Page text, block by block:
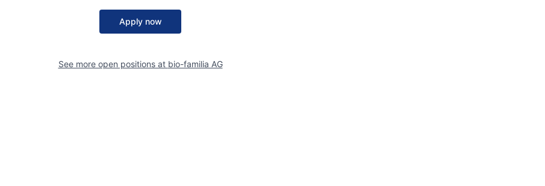
Apply now
See more open positions at bio-familia AG